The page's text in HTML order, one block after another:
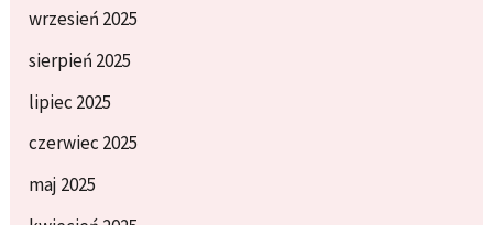
wrzesień 2025
sierpień 2025
lipiec 2025
czerwiec 2025
maj 2025